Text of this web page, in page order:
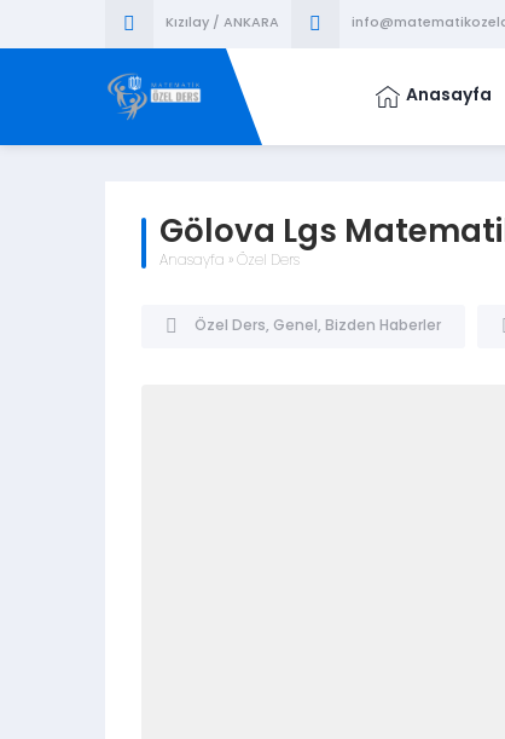
Kızılay / ANKARA
Anasayfa
Gölova Lgs
Anasayfa » Özel Ders
Özel Ders, Genel , Bizden Haberler